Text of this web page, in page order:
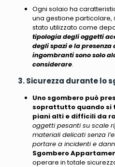
Ogni solaio ha
una gestione particolare,
stato utilizzato come
tipologia degli oggetti
degli spazi e la
ingombranti sono solo
considerare.
3. Sicurezza durante lo
Uno sgombero può
soprattutto quando si
piani alti e difficili da
oggetti pesanti su scale
materiali delicati senza
portare a incidenti e
Sgombero
operare in totale